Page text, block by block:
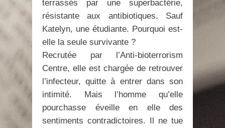
terrassés par une superbactérie,
résistante aux antibiotiques. Sauf
Katelyn, une étudiante. Pourquoi est-
elle la seule survivante ?
Recrutée par l’Anti-bioterrorism
Centre, elle est chargée de retrouver
l’infecteur, quitte à entrer dans son
intimité. Mais l’homme qu’elle
pourchasse éveille en elle des
sentiments contradictoires. Il ne tue